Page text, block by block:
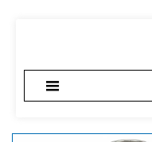
